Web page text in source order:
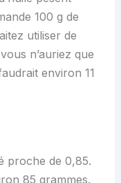
100 g de
utiliser de
n’auriez que
environ 11
proche de 0,85.
85 grammes.